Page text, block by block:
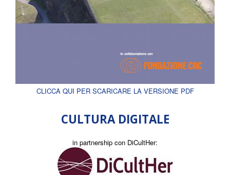
CLICCA QUI PER SCARICARE LA VERSIONE PDF
CULTURA DIGITALE
in partnership con DiCultHer: